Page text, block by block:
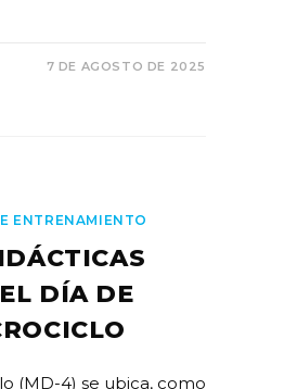
7 DE AGOSTO DE 2025
ENTRENAMIENTO
DÍA DE
(MD-4) se ubica, como